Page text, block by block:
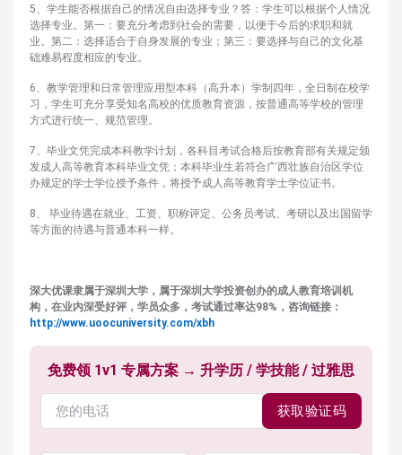
5、学生能否根据自己的情况自由选择专业？答：学生可以根据个人情况
选择专业。第一：要充分考虑到社会的需要，以便于今后的求职和就
业。第二：选择适合于自身发展的专业；第三：要选择与自己的文化基
础难易程度相应的专业。
6、教学管理和日常管理应用型本科（高升本）学制四年，全日制在校学
习，学生可充分享受知名高校的优质教育资源，按普通高等学校的管理
方式进行统一、规范管理。
7、毕业文凭完成本科教学计划，各科目考试合格后按教育部有关规定颁
发成人高等教育本科毕业文凭；本科毕业生若符合广西壮族自治区学位
办规定的学士学位授予条件，将授予成人高等教育学士学位证书。
8、 毕业待遇在就业、工资、职称评定、公务员考试、考研以及出国留学
等方面的待遇与普通本科一样。
深大优课隶属于深圳大学，属于深圳大学投资创办的成人教育培训机
构，在业内深受好评，学员众多，考试通过率达98%，咨询链接：
http://www.uoocuniversity.com/xbh
免费领 1v1 专属方案 → 升学历 / 学技能 / 过雅思
获取验证码